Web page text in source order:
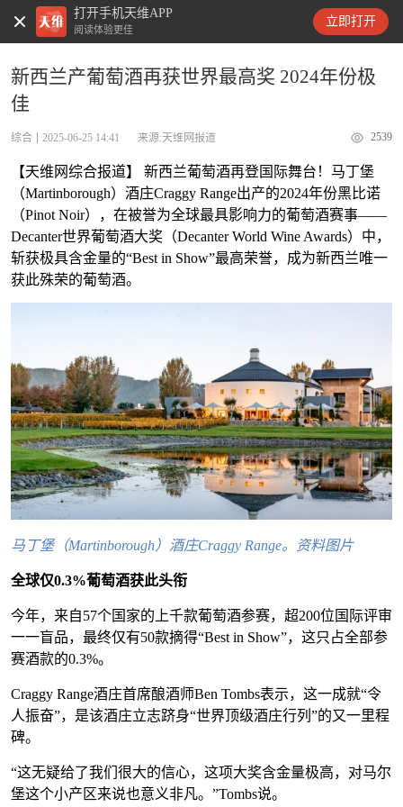
打开手机天维APP
阅读体验更佳
立即打开
天维新闻
新西兰产葡萄酒再获世界最高奖 2024年份极
佳
综合 2025-06-25 14:41 来源:天维网报道 2539
【天维网综合报道】 新西兰葡萄酒再登国际舞台！马丁堡
（Martinborough）酒庄Craggy Range出产的2024年份黑比诺
（Pinot Noir），在被誉为全球最具影响力的葡萄酒赛事——
Decanter世界葡萄酒大奖（Decanter World Wine Awards）中，
斩获极具含金量的“Best in Show”最高荣誉，成为新西兰唯一
获此殊荣的葡萄酒。
马丁堡（Martinborough）酒庄Craggy Range。资料图片
全球仅0.3%葡萄酒获此头衔
今年，来自57个国家的上千款葡萄酒参赛，超200位国际评审
一一盲品，最终仅有50款摘得“Best in Show”，这只占全部参
赛酒款的0.3%。
Craggy Range酒庄首席酿酒师Ben Tombs表示，这一成就“令
人振奋”，是该酒庄立志跻身“世界顶级酒庄行列”的又一里程
碑。
“这无疑给了我们很大的信心，这项大奖含金量极高，对马尔
堡这个小产区来说也意义非凡。”Tombs说。